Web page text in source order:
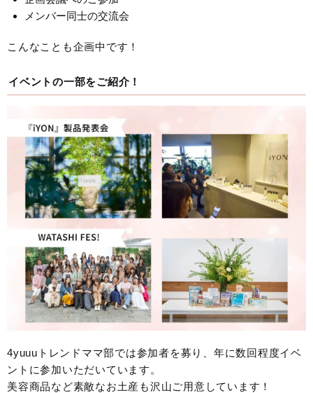
メンバー同士の交流会
こんなことも企画中です！
イベントの一部をご紹介！
4yuuuトレンドママ部では参加者を募り、年に数回程度イベ
ントに参加いただいています。
美容商品など素敵なお土産も沢山ご用意しています！